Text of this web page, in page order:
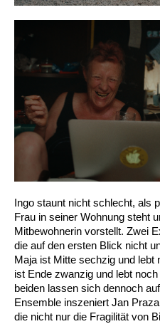
Ingo staunt nicht schlecht, als
Frau in seiner Wohnung steht
Mitbewohnerin vorstellt. Zwei
die auf den ersten Blick nicht
Maja ist Mitte sechzig und lebt
ist Ende zwanzig und lebt
beiden lassen sich dennoch
Ensemble inszeniert Jan
die nicht nur die Fragilität von